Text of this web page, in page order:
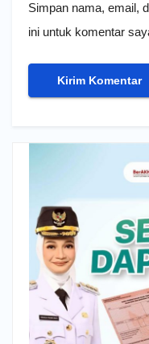
Simpan nama, email,
ini untuk komentar